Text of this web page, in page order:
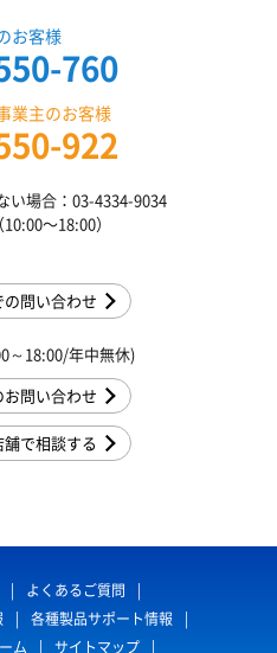
お客様
760
業主のお客様
922
い場合：03-4334-9034
〜18:00）
問い合わせ
～18:00/年中無休)
お問い合わせ
で相談する
よくあるご質問
各種製品サポート情報
ム サイトマップ